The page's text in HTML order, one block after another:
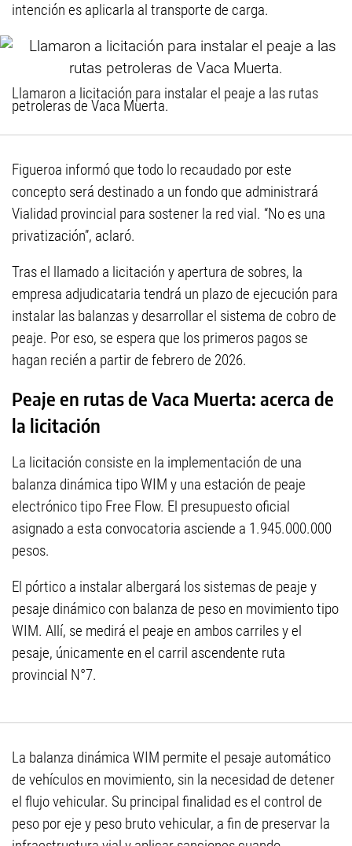
intención es aplicarla al transporte de carga.
Llamaron a licitación para instalar el peaje a las rutas
petroleras de Vaca Muerta.
Figueroa informó que todo lo recaudado por este
concepto será destinado a un fondo que administrará
Vialidad provincial para sostener la red vial. “No es una
privatización”, aclaró.
Tras el llamado a licitación y apertura de sobres, la
empresa adjudicataria tendrá un plazo de ejecución para
instalar las balanzas y desarrollar el sistema de cobro de
peaje. Por eso, se espera que los primeros pagos se
hagan recién a partir de febrero de 2026.
Peaje en rutas de Vaca Muerta: acerca de
la licitación
La licitación consiste en la implementación de una
balanza dinámica tipo WIM y una estación de peaje
electrónico tipo Free Flow. El presupuesto oficial
asignado a esta convocatoria asciende a 1.945.000.000
pesos.
El pórtico a instalar albergará los sistemas de peaje y
pesaje dinámico con balanza de peso en movimiento tipo
WIM. Allí, se medirá el peaje en ambos carriles y el
pesaje, únicamente en el carril ascendente ruta
provincial N°7.
La balanza dinámica WIM permite el pesaje automático
de vehículos en movimiento, sin la necesidad de detener
el flujo vehicular. Su principal finalidad es el control de
peso por eje y peso bruto vehicular, a fin de preservar la